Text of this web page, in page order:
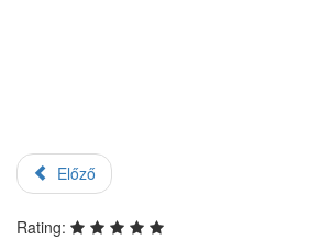
Előző
Rating: